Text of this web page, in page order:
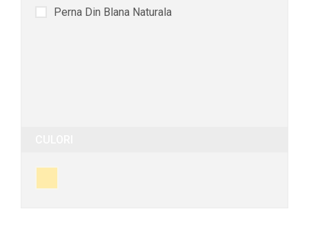
Perna Din Blana Naturala